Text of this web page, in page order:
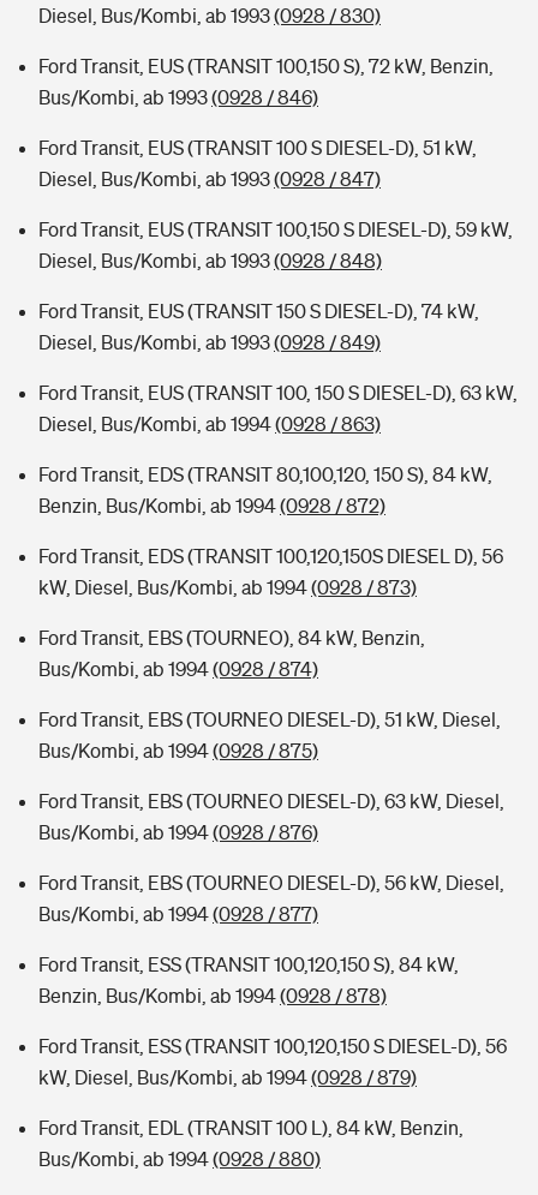
Diesel, Bus/Kombi, ab 1993(0928 / 830)
Ford Transit, EUS (TRANSIT 100,150 S), 72 kW, Benzin,
Bus/Kombi, ab 1993(0928 / 846)
Ford Transit, EUS (TRANSIT 100 S DIESEL-D), 51 kW,
Diesel, Bus/Kombi, ab 1993(0928 / 847)
Ford Transit, EUS (TRANSIT 100,150 S DIESEL-D), 59 kW,
Diesel, Bus/Kombi, ab 1993(0928 / 848)
Ford Transit, EUS (TRANSIT 150 S DIESEL-D), 74 kW,
Diesel, Bus/Kombi, ab 1993(0928 / 849)
Ford Transit, EUS (TRANSIT 100, 150 S DIESEL-D), 63 kW,
Diesel, Bus/Kombi, ab 1994(0928 / 863)
Ford Transit, EDS (TRANSIT 80,100,120, 150 S), 84 kW,
Benzin, Bus/Kombi, ab 1994(0928 / 872)
Ford Transit, EDS (TRANSIT 100,120,150S DIESEL D), 56
kW, Diesel, Bus/Kombi, ab 1994(0928 / 873)
Ford Transit, EBS (TOURNEO), 84 kW, Benzin,
Bus/Kombi, ab 1994(0928 / 874)
Ford Transit, EBS (TOURNEO DIESEL-D), 51 kW, Diesel,
Bus/Kombi, ab 1994(0928 / 875)
Ford Transit, EBS (TOURNEO DIESEL-D), 63 kW, Diesel,
Bus/Kombi, ab 1994(0928 / 876)
Ford Transit, EBS (TOURNEO DIESEL-D), 56 kW, Diesel,
Bus/Kombi, ab 1994(0928 / 877)
Ford Transit, ESS (TRANSIT 100,120,150 S), 84 kW,
Benzin, Bus/Kombi, ab 1994(0928 / 878)
Ford Transit, ESS (TRANSIT 100,120,150 S DIESEL-D), 56
kW, Diesel, Bus/Kombi, ab 1994(0928 / 879)
Ford Transit, EDL (TRANSIT 100 L), 84 kW, Benzin,
Bus/Kombi, ab 1994(0928 / 880)